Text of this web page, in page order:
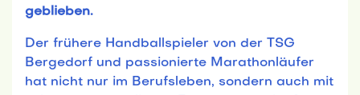
geblieben.
Der frühere Handballspieler von der TSG
Bergedorf und passionierte Marathonläufer
hat nicht nur im Berufsleben, sondern auch mit